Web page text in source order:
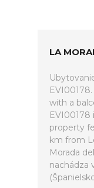
LA
with a
EVI00178
property
km from
Morada
nachádza